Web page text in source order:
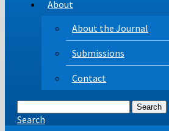
About
About the Journal
Submissions
Contact
Search
Search